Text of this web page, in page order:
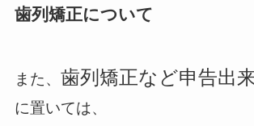
歯列矯正について
また、 歯列矯正など申告出
に置いては、